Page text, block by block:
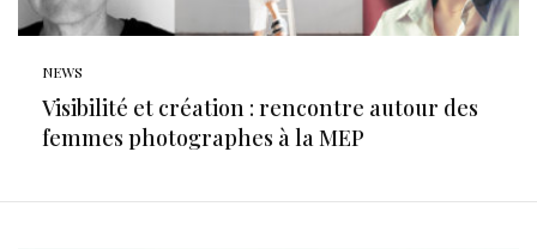
NEWS
Visibilité et création : rencontre autour des
femmes photographes à la MEP